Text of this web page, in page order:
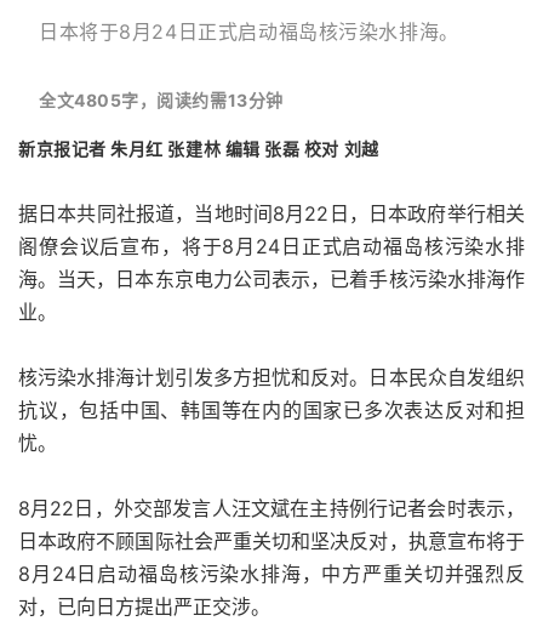
日本将于8月24日正式启动福岛核污染水排海。
全文4805字，阅读约需13分钟
新京报记者 朱月红 张建林 编辑 张磊 校对 刘越
据日本共同社报道，当地时间8月22日，日本政府举行相关
阁僚会议后宣布，将于8月24日正式启动福岛核污染水排
海。当天，日本东京电力公司表示，已着手核污染水排海作
业。
核污染水排海计划引发多方担忧和反对。日本民众自发组织
抗议，包括中国、韩国等在内的国家已多次表达反对和担
忧。
8月22日，外交部发言人汪文斌在主持例行记者会时表示，
日本政府不顾国际社会严重关切和坚决反对，执意宣布将于
8月24日启动福岛核污染水排海，中方严重关切并强烈反
对，已向日方提出严正交涉。